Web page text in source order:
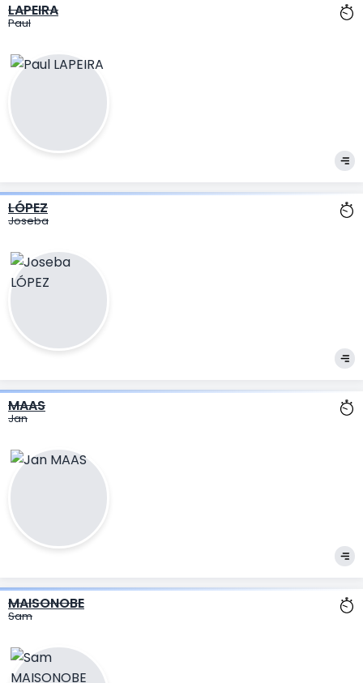
LAPEIRA
Paul
LÓPEZ
Joseba
MAAS
Jan
MAISONOBE
Sam